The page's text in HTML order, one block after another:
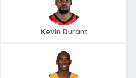
Kevin Durant